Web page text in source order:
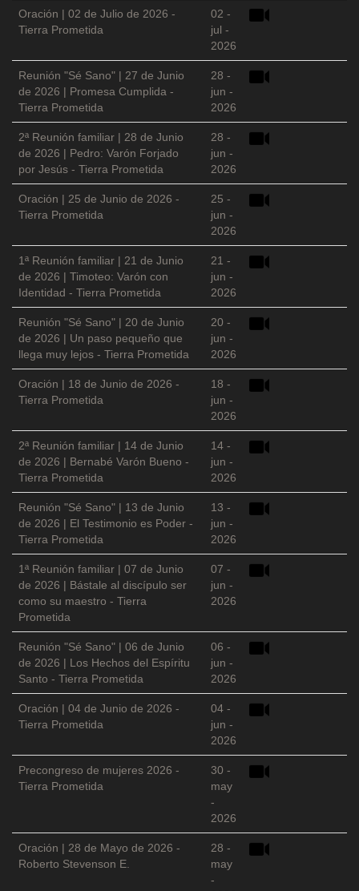
Oración | 02 de Julio de 2026 -
Tierra Prometida
02 -
jul -
2026
Reunión "Sé Sano" | 27 de Junio
de 2026 | Promesa Cumplida -
Tierra Prometida
28 -
jun -
2026
2ª Reunión familiar | 28 de Junio
de 2026 | Pedro: Varón Forjado
por Jesús - Tierra Prometida
28 -
jun -
2026
Oración | 25 de Junio de 2026 -
Tierra Prometida
25 -
jun -
2026
1ª Reunión familiar | 21 de Junio
de 2026 | Timoteo: Varón con
Identidad - Tierra Prometida
21 -
jun -
2026
Reunión "Sé Sano" | 20 de Junio
de 2026 | Un paso pequeño que
llega muy lejos - Tierra Prometida
20 -
jun -
2026
Oración | 18 de Junio de 2026 -
Tierra Prometida
18 -
jun -
2026
2ª Reunión familiar | 14 de Junio
de 2026 | Bernabé Varón Bueno -
Tierra Prometida
14 -
jun -
2026
Reunión "Sé Sano" | 13 de Junio
de 2026 | El Testimonio es Poder -
Tierra Prometida
13 -
jun -
2026
1ª Reunión familiar | 07 de Junio
de 2026 | Bástale al discípulo ser
como su maestro - Tierra
Prometida
07 -
jun -
2026
Reunión "Sé Sano" | 06 de Junio
de 2026 | Los Hechos del Espíritu
Santo - Tierra Prometida
06 -
jun -
2026
Oración | 04 de Junio de 2026 -
Tierra Prometida
04 -
jun -
2026
Precongreso de mujeres 2026 -
Tierra Prometida
30 -
may
-
2026
Oración | 28 de Mayo de 2026 -
Roberto Stevenson E.
28 -
may
-